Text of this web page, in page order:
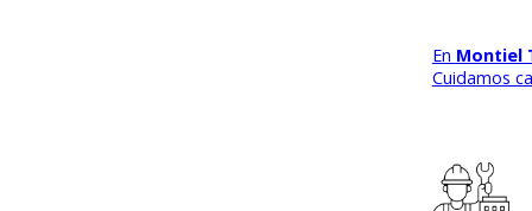
En Montiel
Cuidamos